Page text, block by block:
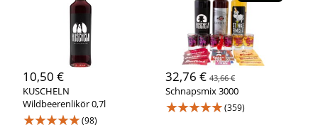
10,50 €
KUSCHELN
Wildbeerenlikör 0,7l
★★★★★(98)
32,76 € 43,66 €
Schnapsmix 3000
★★★★★(359)